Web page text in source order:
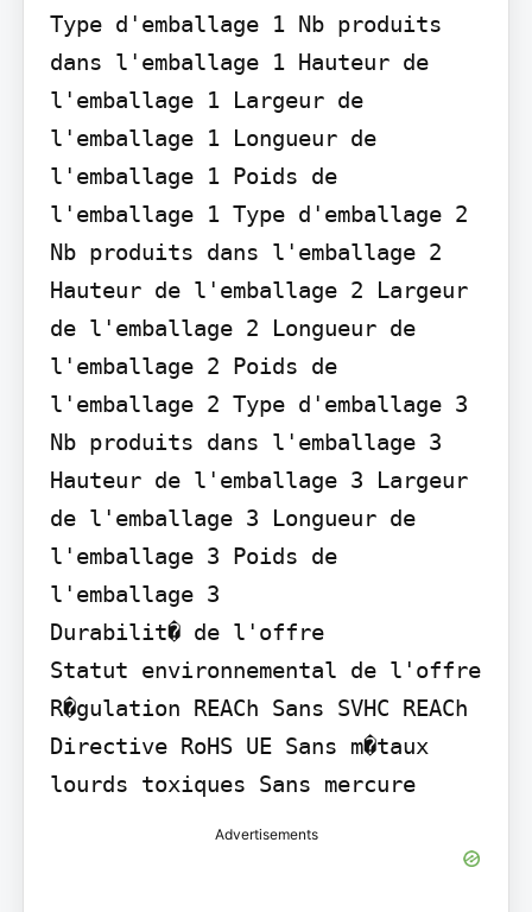
Type d'emballage 1 Nb produits
dans l'emballage 1 Hauteur de
l'emballage 1 Largeur de
l'emballage 1 Longueur de
l'emballage 1 Poids de
l'emballage 1 Type d'emballage 2
Nb produits dans l'emballage 2
Hauteur de l'emballage 2 Largeur
de l'emballage 2 Longueur de
l'emballage 2 Poids de
l'emballage 2 Type d'emballage 3
Nb produits dans l'emballage 3
Hauteur de l'emballage 3 Largeur
de l'emballage 3 Longueur de
l'emballage 3 Poids de
l'emballage 3
Durabilit� de l'offre
Statut environnemental de l'offre
R�gulation REACh Sans SVHC REACh
Directive RoHS UE Sans m�taux
lourds toxiques Sans mercure
Advertisements